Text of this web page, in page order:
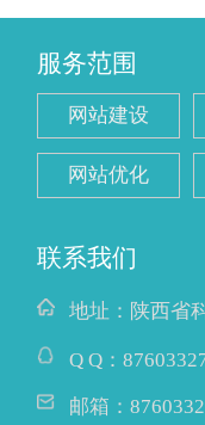
服务范围
网站建设
网站优化
联系我们
地址： 陕西省
Q Q：
邮箱：